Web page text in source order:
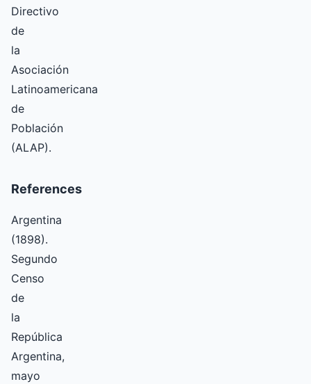
Directivo
de
la
Asociación
Latinoamericana
de
Población
(ALAP).
References
Argentina
(1898).
Segundo
Censo
de
la
República
Argentina,
mayo